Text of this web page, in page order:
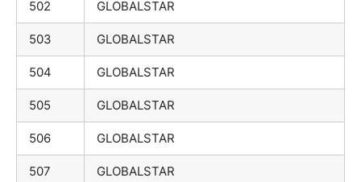
502 GLOBALSTAR
503 GLOBALSTAR
504 GLOBALSTAR
505 GLOBALSTAR
506 GLOBALSTAR
507 GLOBALSTAR